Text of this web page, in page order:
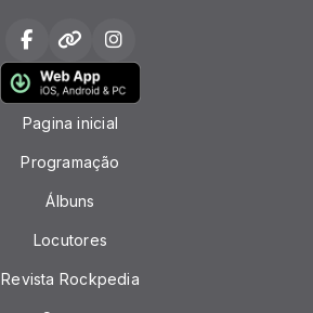
Pagina inicial
Programação
Álbuns
Locutores
Revista Rockpedia